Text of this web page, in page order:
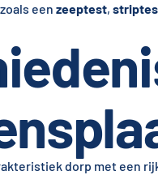
een zeeptest,
dorp met een